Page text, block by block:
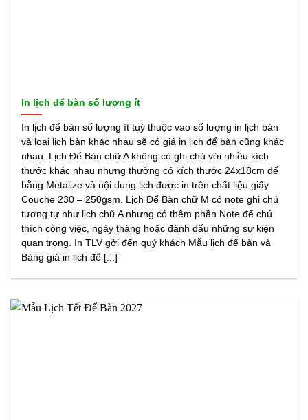
In lịch để bàn số lượng ít
In lịch để bàn số lượng ít tuỳ thuộc vao số lượng in lịch bàn
và loại lịch bàn khác nhau sẽ có giá in lịch để bàn cũng khác
nhau. Lịch Để Bàn chữ A không có ghi chú với nhiều kích
thước khác nhau nhưng thường có kích thước 24x18cm đế
bằng Metalize và nội dung lịch được in trên chất liệu giấy
Couche 230 – 250gsm. Lịch Để Bàn chữ M có note ghi chú
tương tự như lịch chữ A nhưng có thêm phần Note để chú
thích công việc, ngày tháng hoặc đánh dấu những sự kiện
quan trọng. In TLV gởi đến quý khách Mẫu lịch để bàn và
Bảng giá in lịch để [...]